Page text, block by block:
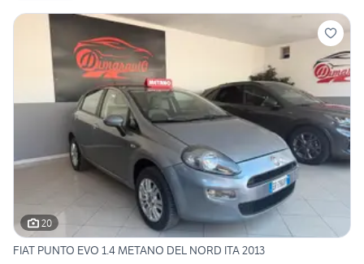
20
FIAT PUNTO EVO 1.4 METANO DEL NORD ITA 2013